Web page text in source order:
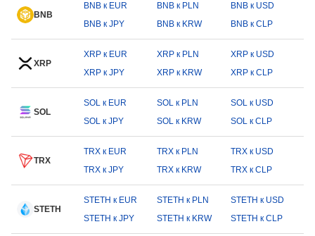
BNB
BNB к EUR BNB к PLN
BNB к USD
BNB к JPY
BNB к KRW BNB к CLP
XRP
XRP к EUR XRP к PLN
XRP к USD
XRP к JPY
XRP к KRW XRP к CLP
SOL
SOL к EUR SOL к PLN
SOL к USD
SOL к JPY
SOL к KRW SOL к CLP
TRX
TRX к EUR TRX к PLN
TRX к USD
TRX к JPY
TRX к KRW TRX к CLP
STETH
STETH к EUR STETH к PLN
STETH к USD
STETH к JPY
STETH к KRW STETH к CLP